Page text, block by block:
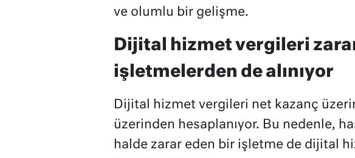
ve olumlu bir gelişme.
Dijital hizmet vergileri
işletmelerden de alınıyor
Dijital hizmet vergileri net kazanç
üzerinden hesaplanıyor. Bu nedenle,
halde zarar eden bir işletme de dijital